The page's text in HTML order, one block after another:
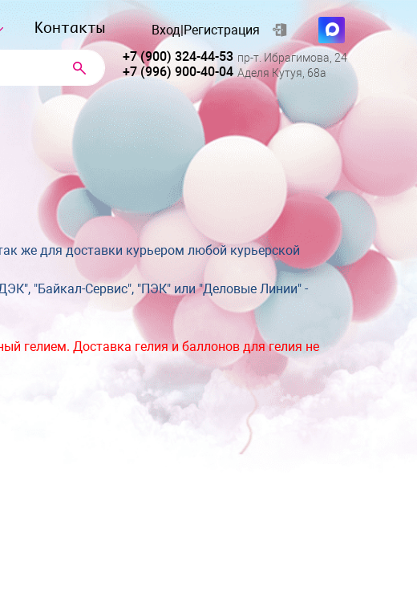
Контакты Вход|Регистрация
+7 (900) 324-44-53 пр-т. Ибрагимова, 24
+7 (996) 900-40-04 Аделя Кутуя, 68а
же для доставки курьером любой курьерской
"Байкал-Сервис", "ПЭК" или "Деловые Линии" -
гелием. Доставка гелия и баллонов для гелия не